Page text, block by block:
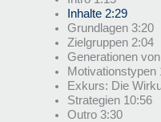
Inhalte 2:29
Grundlagen 3:20
Zielgruppen 2:04
Generationen
Motivationstypen
Exkurs: Die
Strategien 10:56
Outro 3:30